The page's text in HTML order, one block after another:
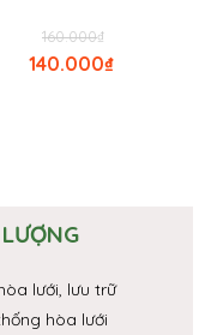
₫
160.000
₫
140.000
lưới, lưu trữ
hòa lưới